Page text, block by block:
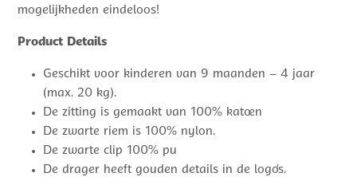
mogelijkheden eindeloos!
Product Details
Geschikt voor kinderen van 9 maanden – 4 jaar
(max. 20 kg).
De zitting is gemaakt van 100% katoen
De zwarte riem is 100% nylon.
De zwarte clip 100% pu
De drager heeft gouden details in de logo’s.